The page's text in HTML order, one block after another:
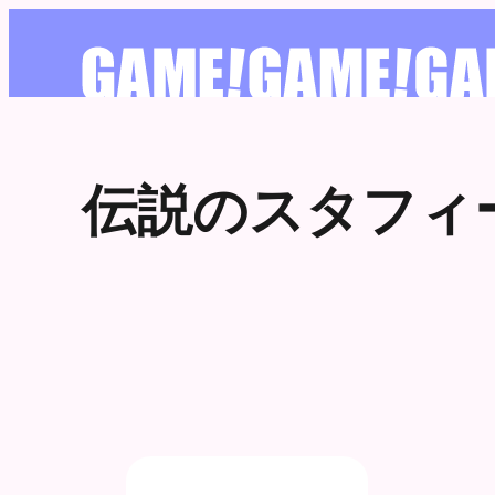
伝説のスタフィ